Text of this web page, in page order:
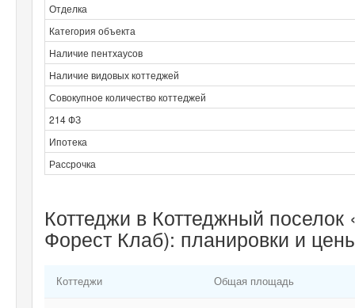
Отделка
Категория объекта
Наличие пентхаусов
Наличие видовых коттеджей
Совокупное количество коттеджей
214 ФЗ
Ипотека
Рассрочка
Коттеджи в Коттеджный
Форест Клаб): планировки и
Коттеджи Общая площадь